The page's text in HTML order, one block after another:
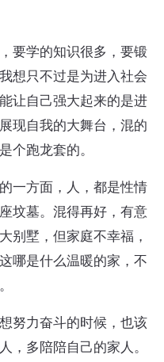
要学的知识很多，要锻
想只不过是为进入社会
让自己强大起来的是进
现自我的大舞台，混的
个跑龙套的。
一方面，人，都是性情
坟墓。混得再好，有意
别墅，但家庭不幸福，
哪是什么温暖的家，不
努力奋斗的时候，也该
，多陪陪自己的家人。